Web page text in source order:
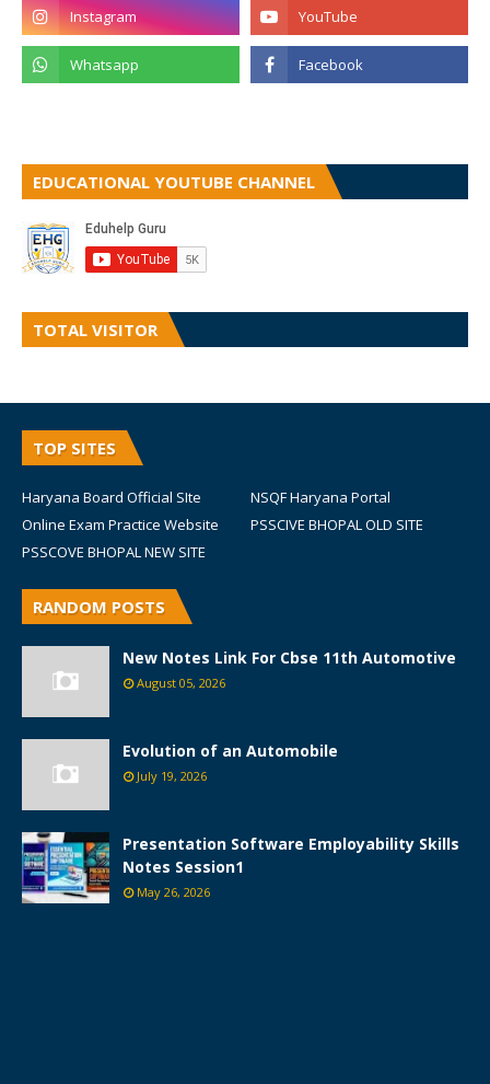
EDUCATIONAL YOUTUBE CHANNEL
TOTAL VISITOR
TOP SITES
Haryana Board Official SIte
NSQF Haryana Portal
Online Exam Practice Website
PSSCIVE BHOPAL OLD SITE
PSSCOVE BHOPAL NEW SITE
RANDOM POSTS
New Notes Link For Cbse 11th Automotive
August 05, 2026
Evolution of an Automobile
July 19, 2026
Presentation Software Employability Skills
Notes Session1
May 26, 2026